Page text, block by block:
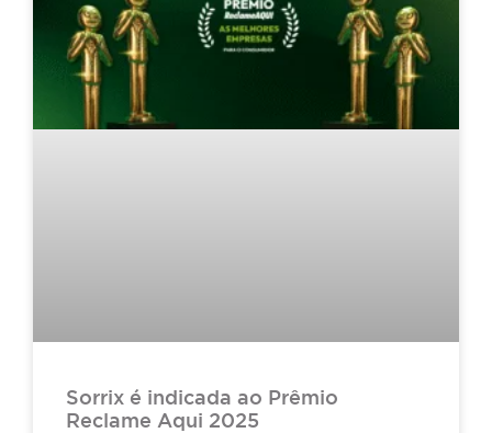
Sorrix é indicada ao Prêmio
Reclame Aqui 2025